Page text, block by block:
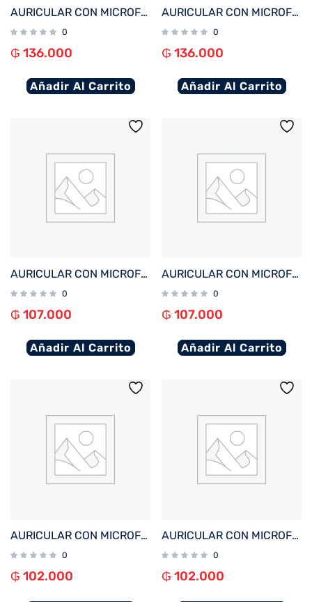
AURICULAR CON MICROFONO FTX E56L-WH BT/MIC/ANC/TOUCH/IPX6 BLANCO C/PANT LED
0
₲ 136.000
Añadir Al Carrito
AURICULAR CON MICROFONO FTX E56L-GY BT/MIC/ANC/TOUCH/IPX6 GRIS C/PANT LED
0
₲ 136.000
Añadir Al Carrito
AURICULAR CON MICROFONO FTX E60-WH BT/MIC/TOUCH/IPX4 BLANCO
0
₲ 107.000
Añadir Al Carrito
AURICULAR CON MICROFONO FTX E60-BK BT/MIC/TOUCH/IPX4 NEGRO
0
₲ 107.000
Añadir Al Carrito
AURICULAR CON MICROFONO FTX E95-BG BT/MIC/TOUCH/IPX6 BEIGE
0
₲ 102.000
AURICULAR CON MICROFONO FTX E95-BK BT/MIC/TOUCH/IPX6 NEGRO
0
₲ 102.000